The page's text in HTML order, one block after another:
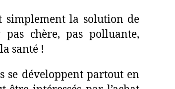
simplement la solution de
chère, pas polluante,
santé !
se développent partout en